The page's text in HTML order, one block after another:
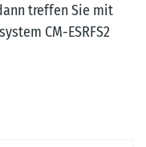
treffen Sie mit
CM-ESRFS2